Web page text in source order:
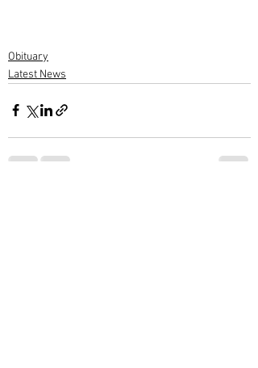
Obituary
Latest News